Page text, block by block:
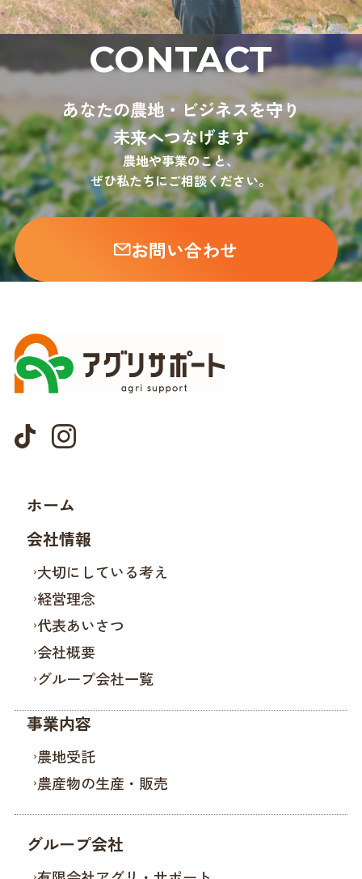
CONTACT
あなたの農地・ビジネスを守り
未来へつなげます
農地や事業のこと、
ぜひ私たちにご相談ください。
お問い合わせ
ホーム
会社情報
大切にしている考え
経営理念
代表あいさつ
会社概要
グループ会社一覧
事業内容
農地受託
農産物の生産・販売
グループ会社